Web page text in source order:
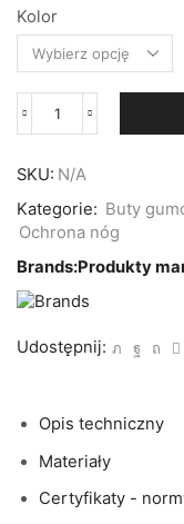
Kolor
ilość
wysokie
z
PVC
(kalosze)
STONE
FO
PLUS
SKU: N/A
Kategorie: Buty
Ochrona nóg
Brands:Produkty
Udostępnij:
Opis techniczny
Materiały
Certyfikaty -